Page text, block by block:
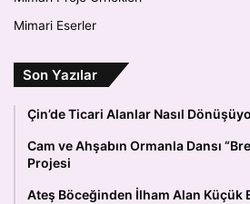
Mimari Eserler
Son Yazılar
Çin’de Ticari Alanlar Nasıl
Cam ve Ahşabın Ormanla Dansı
Projesi
Ateş Böceğinden İlham Alan Küçük